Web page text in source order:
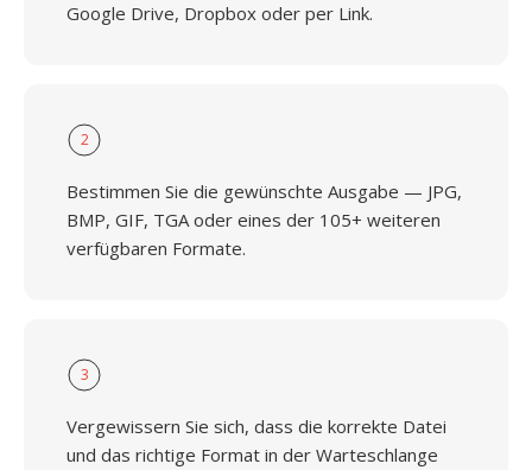
Google Drive, Dropbox oder per Link.
2
Bestimmen Sie die gewünschte Ausgabe — JPG,
BMP, GIF, TGA oder eines der 105+ weiteren
verfügbaren Formate.
3
Vergewissern Sie sich, dass die korrekte Datei
und das richtige Format in der Warteschlange